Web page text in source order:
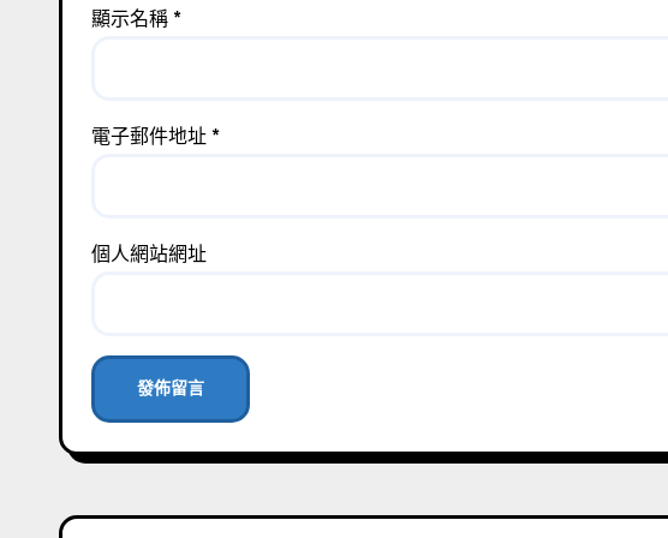
顯示名稱 *
電子郵件地址 *
個人網站網址